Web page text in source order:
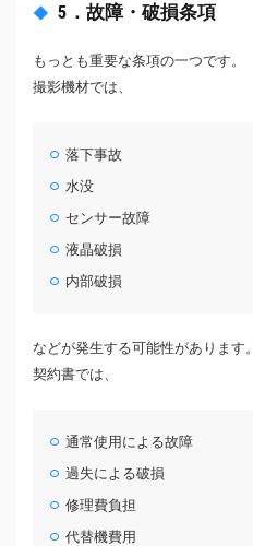
5．故障・破損条項
もっとも重要な条項の一つです。
撮影機材では、
落下事故
水没
センサー故障
液晶破損
内部破損
などが発生する可能性があります。
契約書では、
通常使用による故障
過失による破損
修理費負担
代替機費用